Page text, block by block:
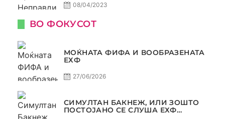
08/04/2023
ВО ФОКУСОТ
МОЌНАТА ФИФА И ВООБРАЗЕНАТА
ЕХФ
27/06/2026
СИМУЛТАН БАКНЕЖ, ИЛИ ЗОШТО
ПОСТОЈАНО СЕ СЛУША ЕХФ